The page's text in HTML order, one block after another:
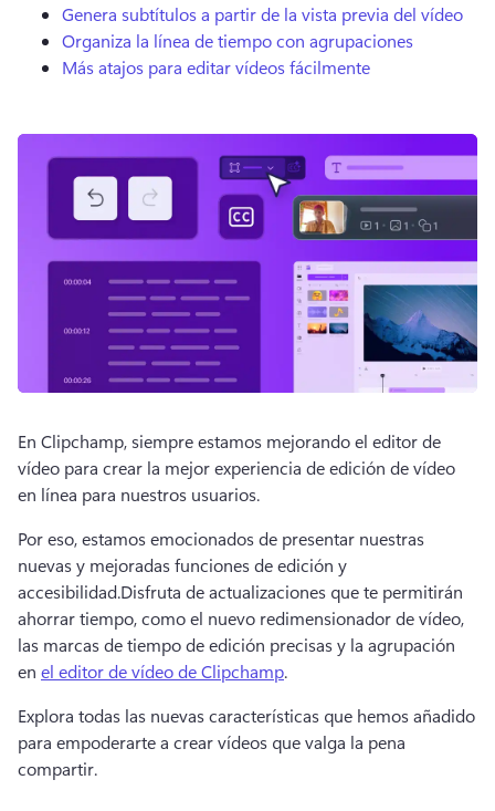
Genera subtítulos a partir de la vista previa del vídeo
Organiza la línea de tiempo con agrupaciones
Más atajos para editar vídeos fácilmente
En Clipchamp, siempre estamos mejorando el editor de
vídeo para crear la mejor experiencia de edición de vídeo
en línea para nuestros usuarios.
Por eso, estamos emocionados de presentar nuestras
nuevas y mejoradas funciones de edición y
accesibilidad.Disfruta de actualizaciones que te permitirán
ahorrar tiempo, como el nuevo redimensionador de vídeo,
las marcas de tiempo de edición precisas y la agrupación
en el editor de vídeo de Clipchamp.
Explora todas las nuevas características que hemos añadido
para empoderarte a crear vídeos que valga la pena
compartir.